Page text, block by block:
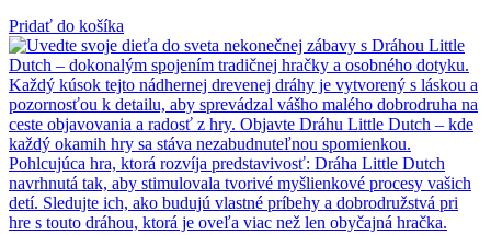
Pridať do košíka